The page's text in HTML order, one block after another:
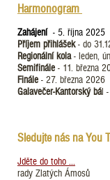
Harmonogram
Zahájení - 5. října 2025
Příjem přihlášek- do
Regionální kola- leden,
Semifinále - 11. března
Finále - 27. března 2026
Galavečer-Kantorský bál
Sledujte nás na You
Jděte do toho ...
rady Zlatých Ámosů